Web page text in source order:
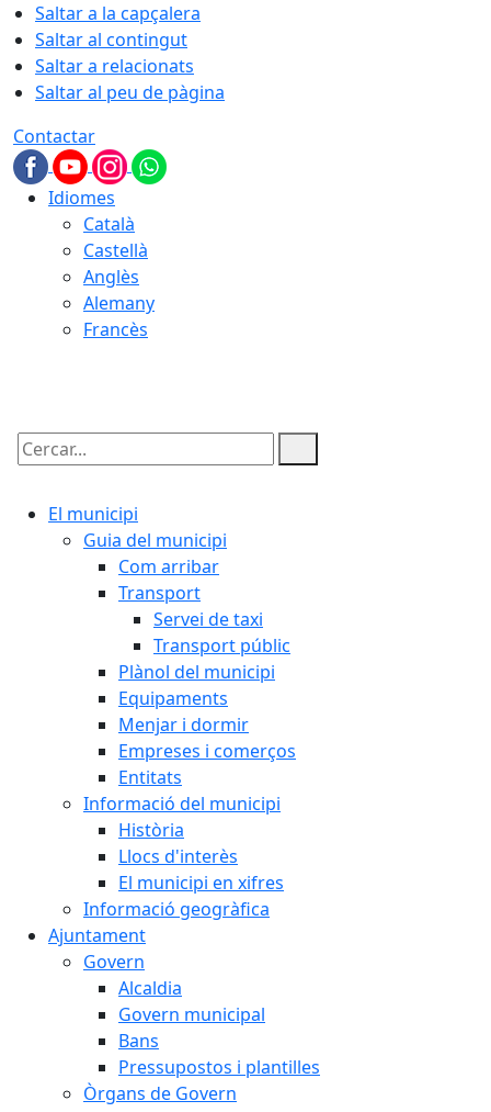
Saltar a la capçalera
Saltar al contingut
Saltar a relacionats
Saltar al peu de pàgina
Contactar
Idiomes
Català
Castellà
Anglès
Alemany
Francès
Cercar:
El municipi
Guia del municipi
Com arribar
Transport
Servei de taxi
Transport públic
Plànol del municipi
Equipaments
Menjar i dormir
Empreses i comerços
Entitats
Informació del municipi
Història
Llocs d'interès
El municipi en xifres
Informació geogràfica
Ajuntament
Govern
Alcaldia
Govern municipal
Bans
Pressupostos i plantilles
Òrgans de Govern